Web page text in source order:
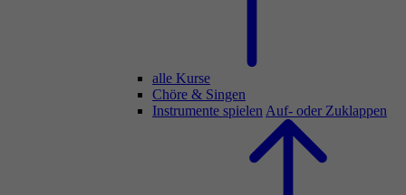
alle Kurse
Chöre & Singen
Instrumente spielen Auf- oder Zuklappen